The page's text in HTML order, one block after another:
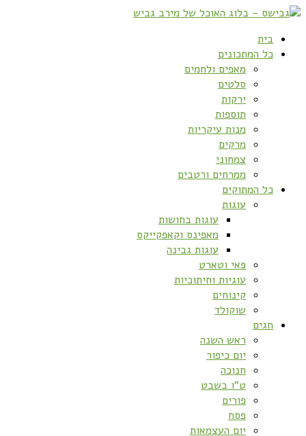
בית
כל המתכונים
מאפים ולחמים
סלטים
ירקות
תוספות
מנות עיקריות
מרקים
צמחוני
ממרחים ורטבים
כל המתוקים
עוגות
עוגות בחושות
מאפינס וקאפקייקס
עוגות גבינה
פאי וטארט
עוגיות וחיתוכיות
קינוחים
שוקולד
חגים
ראש השנה
יום כיפור
חנוכה
ט”ו בשבט
פורים
פסח
יום העצמאות